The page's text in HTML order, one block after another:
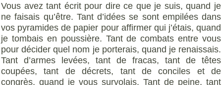
Vous avez tant écrit pour dire ce que je suis, quand je
ne faisais qu’être. Tant d’idées se sont empilées dans
vos pyramides de papier pour affirmer qui j’étais, quand
je tombais en poussière. Tant de combats entre vous
pour décider quel nom je porterais, quand je renaissais.
Tant d’armes levées, tant de fracas, tant de têtes
coupées, tant de décrets, tant de conciles et de
congrès, quand je vous survolais. Tant de peine, tant